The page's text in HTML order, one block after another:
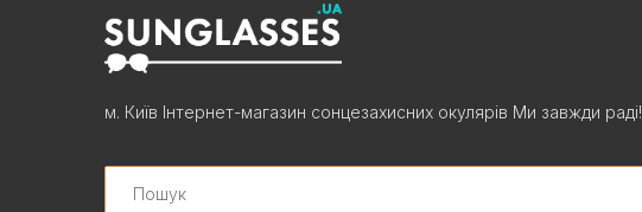
м. Київ Інтернет-магазин сонцезахисних окулярів Ми завжди раді!
Search